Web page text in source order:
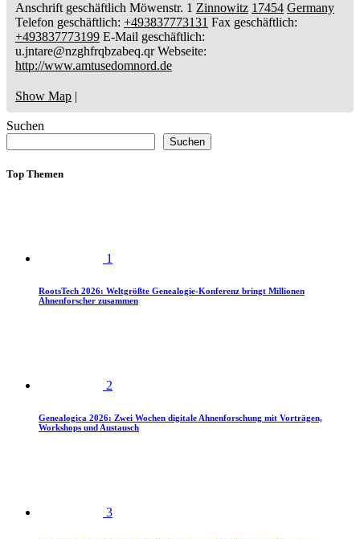
Anschrift geschäftlich Möwenstr. 1 Zinnowitz 17454 Germany
Telefon geschäftlich: +493837773131 Fax geschäftlich:
+493837773199 E-Mail geschäftlich:
u.jntare@nzghfrqbzabeq.qr Webseite:
http://www.amtusedomnord.de
Show Map |
Suchen
Suchen
Top Themen
1
RootsTech 2026: Weltgrößte Genealogie-Konferenz bringt Millionen
Ahnenforscher zusammen
2
Genealogica 2026: Zwei Wochen digitale Ahnenforschung mit Vorträgen,
Workshops und Austausch
3